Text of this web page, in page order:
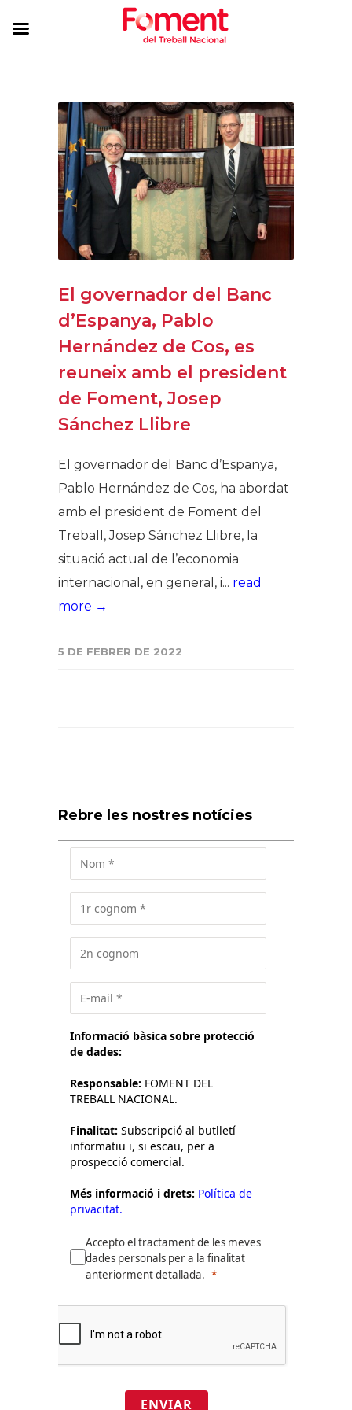
El governador del Banc
d’Espanya, Pablo
Hernández de Cos, es
reuneix amb el president
de Foment, Josep
Sánchez Llibre
El governador del Banc d’Espanya,
Pablo Hernández de Cos, ha abordat
amb el president de Foment del
Treball, Josep Sánchez Llibre, la
situació actual de l’economia
internacional, en general, i... read
more →
5 DE FEBRER DE 2022
Rebre les nostres notícies
Informació bàsica sobre protecció
de dades:
Responsable: FOMENT DEL
TREBALL NACIONAL.
Finalitat: Subscripció al butlletí
informatiu i, si escau, per a
prospecció comercial.
Més informació i drets: Política de
privacitat.
Accepto el tractament de les meves
dades personals per a la finalitat
anteriorment detallada.
ENVIAR